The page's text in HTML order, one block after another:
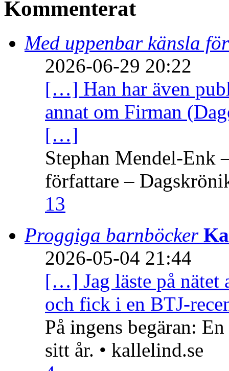
Kommenterat
Med uppenbar känsla
2026-06-29 20:22
[…] Han har även
annat om Firman
[…]
Stephan Mendel-Enk
författare –
13
Proggiga barnböcker
2026-05-04 21:44
[…] Jag läste på nätet
och fick i en BTJ-
På ingens begäran:
sitt år. • kallelind.se